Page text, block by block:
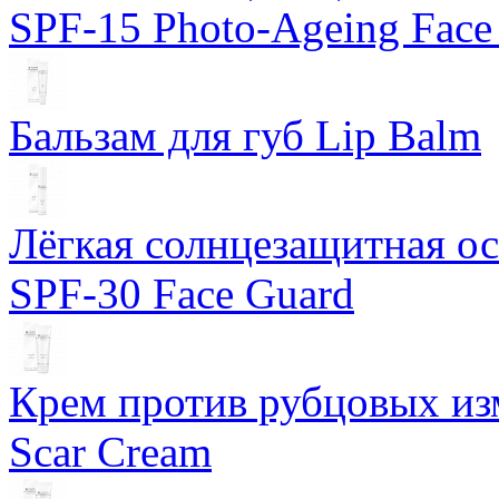
SPF-15 Photo-Ageing
Бальзам для губ Lip Balm
Лёгкая солнцезащитная
SPF-30 Face Guard
Крем против рубцовых
Scar Cream